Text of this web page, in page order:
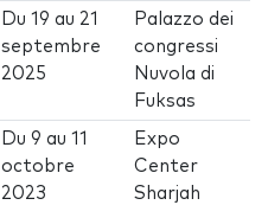
Du19 au 21
septembre
2025
Palazzo dei
congressi
Nuvola di
Fuksas
Du9 au11
octobre
2023
Expo
Center
Sharjah